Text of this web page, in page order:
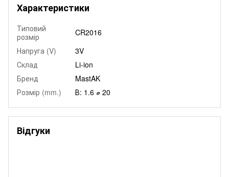
Характеристики
Типовий
розмір
CR2016
Напруга (V)
3V
Склад
Li-ion
Бренд
MastAK
Розмір (mm.)
В: 1.6 ⌀ 20
Відгуки